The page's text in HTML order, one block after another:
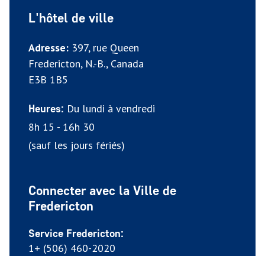
L'hôtel de ville
Adresse: 397, rue Queen
Fredericton, N.-B., Canada
E3B 1B5
Heures: Du lundi à vendredi
8h 15 - 16h 30
(sauf les jours fériés)
Connecter avec la Ville de
Fredericton
Service Fredericton:
1+ (506) 460-2020